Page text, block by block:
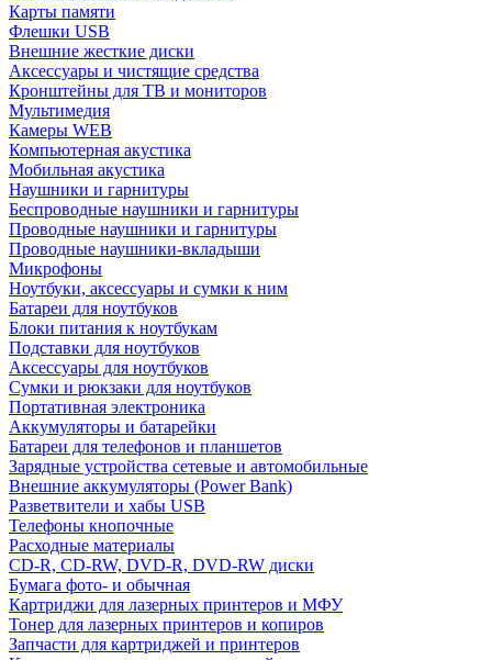
Карты памяти
Флешки USB
Внешние жесткие диски
Аксессуары и чистящие средства
Кронштейны для ТВ и мониторов
Мультимедия
Камеры WEB
Компьютерная акустика
Мобильная акустика
Наушники и гарнитуры
Беспроводные наушники и гарнитуры
Проводные наушники и гарнитуры
Проводные наушники-вкладыши
Микрофоны
Ноутбуки, аксессуары и сумки к ним
Батареи для ноутбуков
Блоки питания к ноутбукам
Подставки для ноутбуков
Аксессуары для ноутбуков
Сумки и рюкзаки для ноутбуков
Портативная электроника
Аккумуляторы и батарейки
Батареи для телефонов и планшетов
Зарядные устройства сетевые и автомобильные
Внешние аккумуляторы (Power Bank)
Разветвители и хабы USB
Телефоны кнопочные
Расходные материалы
CD-R, CD-RW, DVD-R, DVD-RW диски
Бумага фото- и обычная
Картриджи для лазерных принтеров и МФУ
Тонер для лазерных принтеров и копиров
Запчасти для картриджей и принтеров